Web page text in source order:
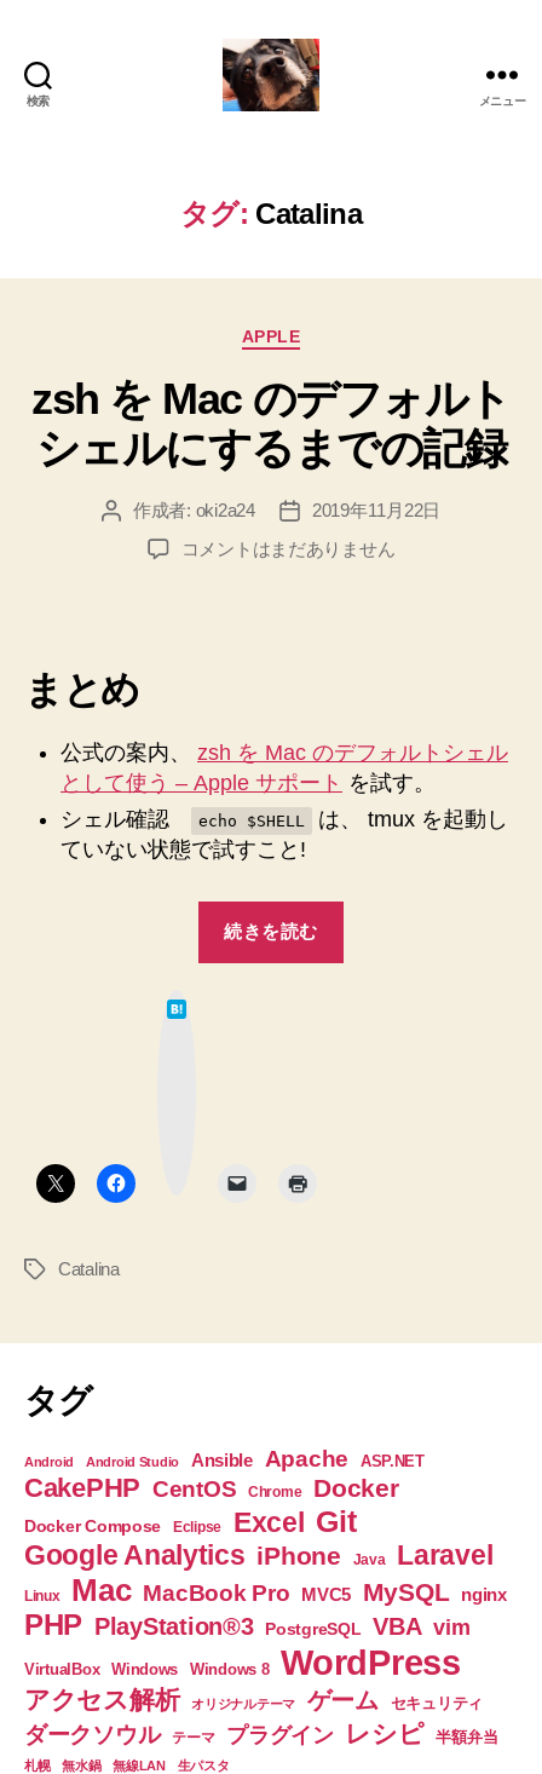
検索 メニュー
タグ: Catalina
カ
ゴ
リ
ー
APPLE
zsh を Mac のデフォルト
シェルにするまでの記録
投 作成者: oki2a24
投
稿
日
2019年11月22日
zsh
ト
シ
ェ
ル
に
の
コメントはまだありません
まとめ
公式の案内、 zsh を Mac のデフォルトシェル
として使う – Apple サポート を試す。
シェル確認
echo $SHELL
は、 tmux を起動し
ていない状態で試すこと!
続きを読む
す
の
記
録”
タ
Catalina
タグ
Android Android Studio Ansible Apache ASP.NET
CakePHP CentOS Chrome Docker
Docker Compose Eclipse Excel Git
Google Analytics iPhone Java Laravel
Linux Mac MacBook Pro MVC5 MySQL nginx
PHP PlayStation®3 PostgreSQL VBA vim
VirtualBox Windows Windows 8 WordPress
アクセス解析 オリジナルテーマ ゲーム セキュリティ
ダークソウル テーマ プラグイン レシピ 半額弁当
札幌 無水鍋 無線LAN 生パスタ